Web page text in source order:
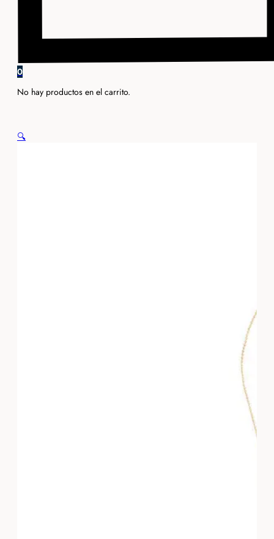
0
No hay productos en el carrito.
🔍